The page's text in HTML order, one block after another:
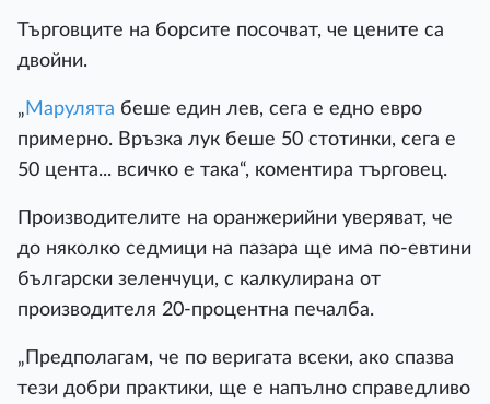
Търговците на борсите посочват, че цените са
двойни.
„ Марулята беше един лев, сега е едно евро
примерно. Връзка лук беше 50 стотинки, сега е
50 цента... всичко е така“, коментира търговец.
Производителите на оранжерийни уверяват, че
до няколко седмици на пазара ще има по-евтини
български зеленчуци, с калкулирана от
производителя 20-процентна печалба.
„Предполагам, че по веригата всеки, ако спазва
тези добри практики, ще е напълно справедливо